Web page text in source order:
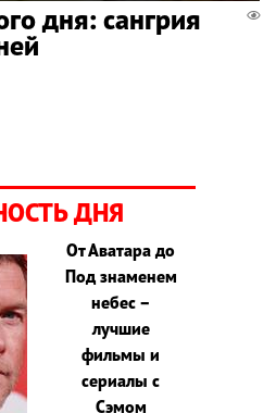
дня: сангрия
ДНЯ
От Аватара до
Под знаменем
небес –
лучшие
фильмы и
сериалы с
Сэмом